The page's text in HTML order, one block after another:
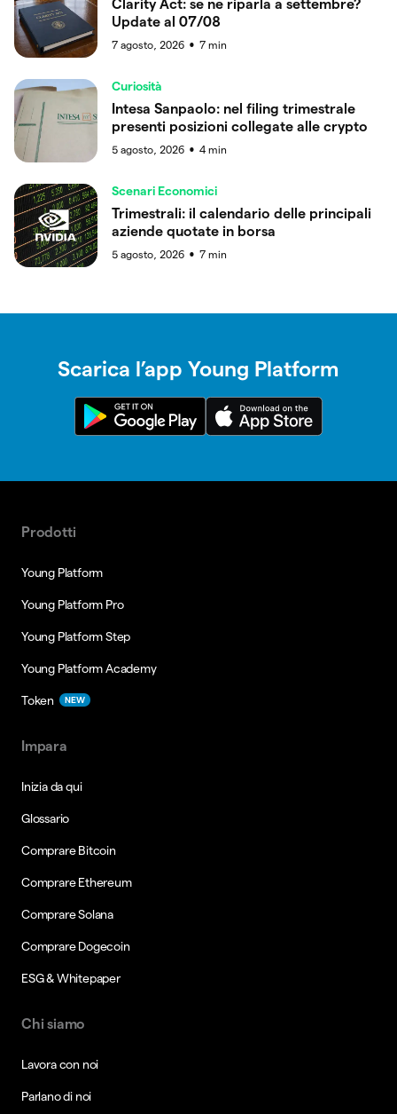
Clarity Act: se ne riparla a settembre?
Update al 07/08
7 agosto, 2026 ● 7 min
Curiosità
Intesa Sanpaolo: nel filing trimestrale
presenti posizioni collegate alle crypto
5 agosto, 2026 ● 4 min
Scenari Economici
Trimestrali: il calendario delle principali
aziende quotate in borsa
5 agosto, 2026 ● 7 min
Scarica l’app Young Platform
Prodotti
Young Platform
Young Platform Pro
Young Platform Step
Young Platform Academy
Token NEW
Impara
Inizia da qui
Glossario
Comprare Bitcoin
Comprare Ethereum
Comprare Solana
Comprare Dogecoin
ESG & Whitepaper
Chi siamo
Lavora con noi
Parlano di noi